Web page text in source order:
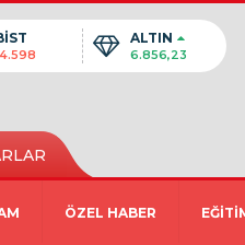
ALTIN
6.856,23
ÖZEL HABER